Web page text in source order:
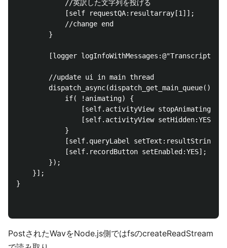
            //英訳した文字列を投げる
            [self requestQA:resultarray[1]];
            //change end
        }
[logger logInfoWithMessages:@"Transcript:
        //update ui in main thread
        dispatch_async(dispatch_get_main_queue(), ^{
            if( !animating) {
                [self.activityView stopAnimating];
                [self.activityView setHidden:YES];
            }
            [self.queryLabel setText:resultString];
            [self.recordButton setEnabled:YES];
        });
    }];
}
PostされたWavをNode.js側ではfsのcreateReadStream